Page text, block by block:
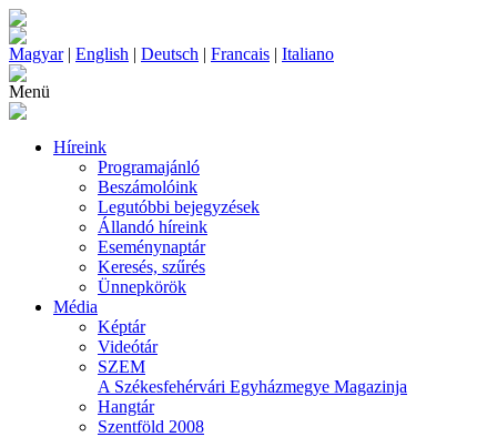
Magyar| English | Deutsch | Francais | Italiano
Menü
Híreink
Programajánló
Beszámolóink
Legutóbbi bejegyzések
Állandó híreink
Eseménynaptár
Keresés, szűrés
Ünnepkörök
Média
Képtár
Videótár
SZEM
A Székesfehérvári Egyházmegye Magazinja
Hangtár
Szentföld 2008